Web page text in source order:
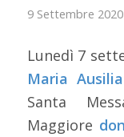
9 Settembre 2020
Lunedì 7
Maria
Santa
Maggiore